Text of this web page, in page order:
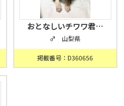
おとなしいチワワ君…
♂ 山梨県
掲載番号：D360656